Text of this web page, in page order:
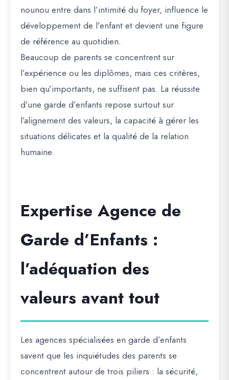
nounou entre dans l’intimité du foyer, influence le
développement de l’enfant et devient une figure
de référence au quotidien.
Beaucoup de parents se concentrent sur
l’expérience ou les diplômes, mais ces critères,
bien qu’importants, ne suffisent pas. La réussite
d’une garde d’enfants repose surtout sur
l’alignement des valeurs, la capacité à gérer les
situations délicates et la qualité de la relation
humaine.
Expertise Agence de
Garde d’Enfants :
l’adéquation des
valeurs avant tout
Les agences spécialisées en garde d’enfants
savent que les inquiétudes des parents se
concentrent autour de trois piliers : la sécurité,